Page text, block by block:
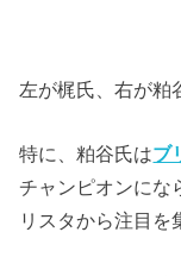
左が梶氏、右が粕
特に、粕谷氏はブ
チャンピオンにな
リスタから注目を